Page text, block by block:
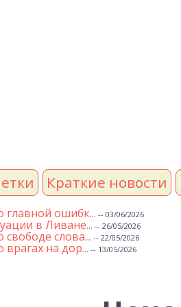
Краткие новости
ошибк... -- 03/06/2026
в Ливане... -- 26/05/2026
слова... -- 22/05/2026
на дор... -- 13/05/2026